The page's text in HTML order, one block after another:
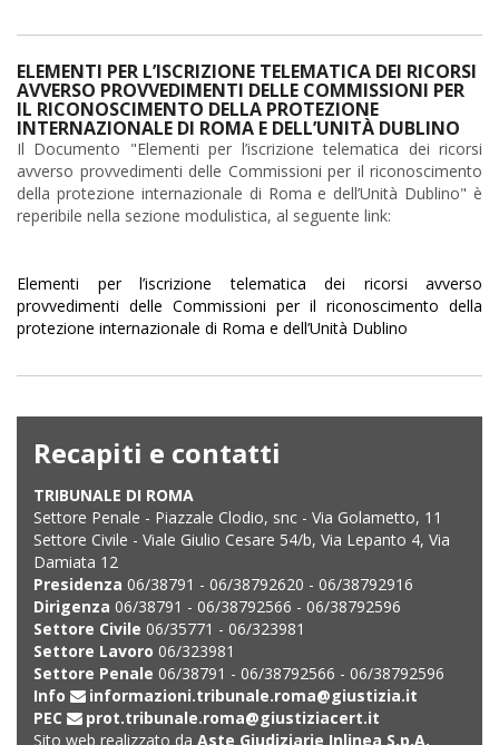
ELEMENTI PER L’ISCRIZIONE TELEMATICA DEI RICORSI
AVVERSO PROVVEDIMENTI DELLE COMMISSIONI PER
IL RICONOSCIMENTO DELLA PROTEZIONE
INTERNAZIONALE DI ROMA E DELL’UNITÀ DUBLINO
Il Documento "Elementi per l’iscrizione telematica dei ricorsi
avverso provvedimenti delle Commissioni per il riconoscimento
della protezione internazionale di Roma e dell’Unità Dublino" è
reperibile nella sezione modulistica, al seguente link:
Elementi per l’iscrizione telematica dei ricorsi avverso
provvedimenti delle Commissioni per il riconoscimento della
protezione internazionale di Roma e dell’Unità Dublino
Recapiti e contatti
TRIBUNALE DI ROMA
Settore Penale - Piazzale Clodio, snc - Via Golametto, 11
Settore Civile - Viale Giulio Cesare 54/b, Via Lepanto 4, Via
Damiata 12
Presidenza 06/38791 - 06/38792620 - 06/38792916
Dirigenza 06/38791 - 06/38792566 - 06/38792596
Settore Civile 06/35771 - 06/323981
Settore Lavoro 06/323981
Settore Penale 06/38791 - 06/38792566 - 06/38792596
Info
informazioni.tribunale.roma@giustizia.it
PEC
prot.tribunale.roma@giustiziacert.it
Sito web realizzato da Aste Giudiziarie Inlinea S.p.A.